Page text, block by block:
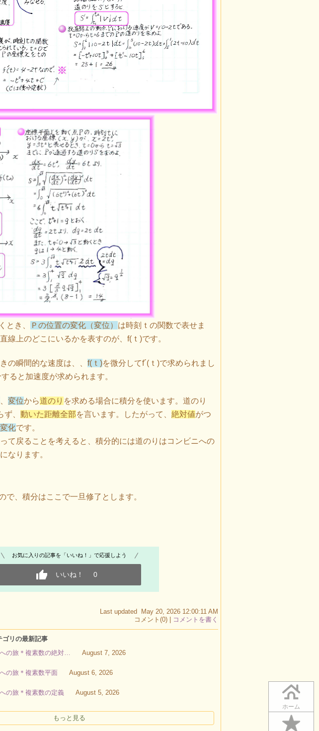
ホーム
とき、 Ｐの位置の変化（変位） は時刻ｔの関数で表せま
線上のどこにいるかを表すのが、f(ｔ)です。
の瞬間的な速度は、、f(ｔ)を微分してf´(ｔ)で求められまし
ると加速度が求められます。
、変位から道のり を求める場合に積分を使います。道のり
ず、動いた距離全部を言います。したがって、絶対値がつ
化です。
て戻ることを考えると、積分的には道のりはコンビニへの
になります。
で、積分はここで一旦修了とします。
お気に入りの記事を「いいね！」で応援しよう
いいね！ 0
Last updated May 20, 2026 12:00:11 AM
コメント(0) |
コメントを書く
ゴリの最新記事
への旅＊複素数の絶対…
August 7, 2026
の旅＊複素数平面 August 6, 2026
の旅＊複素数の定義 August 5, 2026
もっと見る